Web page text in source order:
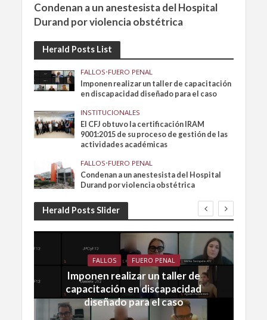
Condenan a un anestesista del Hospital
Durand por violencia obstétrica
Herald Posts List
FALLOS•FUERO PENAL
Imponen realizar un taller de capacitación
en discapacidad diseñado para el caso
INSTITUCIONALES
El CFJ obtuvo la certificación IRAM
9001:2015 de su proceso de gestión de las
actividades académicas
FALLOS•FUERO PENAL
Condenan a un anestesista del Hospital
Durand por violencia obstétrica
Herald Posts Slider
FALLOS FUERO PENAL
Imponen realizar un taller de
capacitación en discapacidad
diseñado para el caso